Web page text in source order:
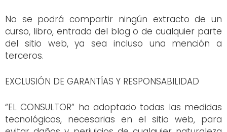
No se podrá compartir ningún extracto de un
curso, libro, entrada del blog o de cualquier parte
del sitio web, ya sea incluso una mención a
terceros.
EXCLUSIÓN DE GARANTÍAS Y RESPONSABILIDAD
“EL CONSULTOR” ha adoptado todas las medidas
tecnológicas, necesarias en el sitio web, para